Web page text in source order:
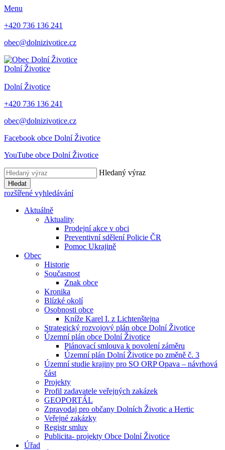
Menu
+420 736 136 241
obec@dolnizivotice.cz
Dolní Životice
Dolní Životice
+420 736 136 241
obec@dolnizivotice.cz
Facebook obce Dolní Životice
YouTube obce Dolní Životice
Hledaný výraz
Hledat
rozšířené vyhledávání
Aktuálně
Aktuality
Prodejní akce v obci
Preventivní sdělení Policie ČR
Pomoc Ukrajině
Obec
Historie
Současnost
Znak obce
Kronika
Blízké okolí
Osobnosti obce
Kníže Karel I. z Lichtenštejna
Strategický rozvojový plán obce Dolní Životice
Územní plán obce Dolní Životice
Plánovací smlouva k povolení záměru
Územní plán Dolní Životice po změně č. 3
Územní studie krajiny pro SO ORP Opava – návrhová
část
Projekty
Profil zadavatele veřejných zakázek
GEOPORTÁL
Zpravodaj pro občany Dolních Životic a Hertic
Veřejné zakázky
Registr smluv
Publicita- projekty Obce Dolní Životice
Úřad